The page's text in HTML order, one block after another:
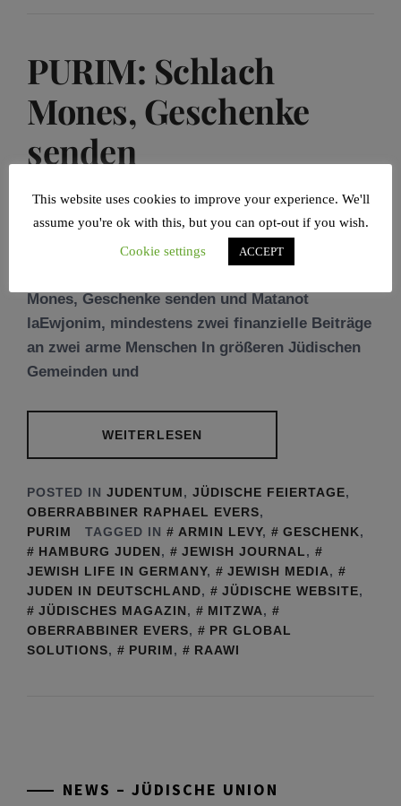
PURIM: Schlach
Mones, Geschenke
senden
POSTED ON16/02/2021 BYARMIN LEVY
Mones, Geschenke senden und Matanot
laEwjonim, mindestens zwei finanzielle Beiträge
an zwei arme Menschen In größeren Jüdischen
Gemeinden und
WEITERLESEN
POSTED IN JUDENTUM, JÜDISCHE FEIERTAGE,
OBERRABBINER RAPHAEL EVERS,
PURIM
TAGGED IN ARMIN LEVY, GESCHENK,
HAMBURG JUDEN, JEWISH JOURNAL,
JEWISH LIFE IN GERMANY, JEWISH MEDIA,
JUDEN IN DEUTSCHLAND, JÜDISCHE WEBSITE,
JÜDISCHES MAGAZIN, MITZWA,
OBERRABBINER EVERS,
PR GLOBAL
SOLUTIONS, PURIM, RAAWI
NEWS – JÜDISCHE UNION
unseres gestrigen Abends. Jüdische
This website uses cookies to improve your experience. We'll
assume you're ok with this, but you can opt-out if you wish.
Cookie settings
ACCEPT